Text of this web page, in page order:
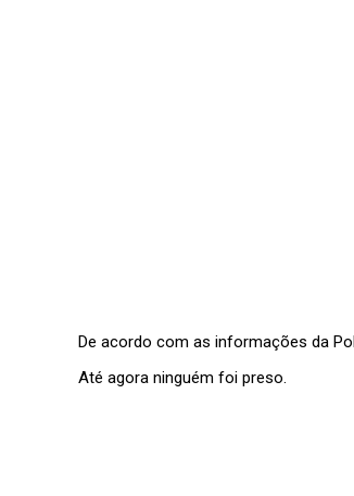
De acordo com as informações da
Até agora ninguém foi preso.